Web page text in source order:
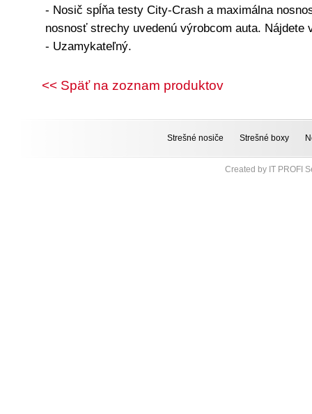
- Nosič spĺňa testy City-Crash a maximálna
nosnosť strechy uvedenú výrobcom auta. Nájdete
- Uzamykateľný.
<< Späť na zoznam produktov
Strešné nosiče Strešné boxy
Created by IT PROFI